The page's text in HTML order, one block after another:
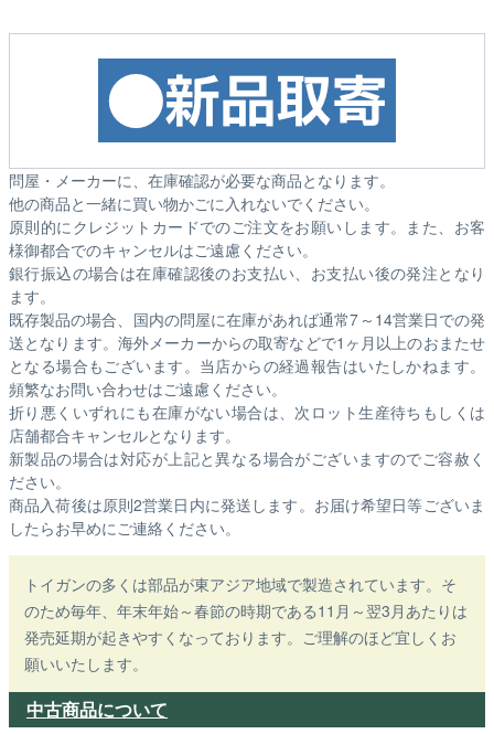
問屋・メーカーに、在庫確認が必要な商品となります。
他の商品と一緒に買い物かごに入れないでください。
原則的にクレジットカードでのご注文をお願いします。また、お客
様御都合でのキャンセルはご遠慮ください。
銀行振込の場合は在庫確認後のお支払い、お支払い後の発注となり
ます。
既存製品の場合、国内の問屋に在庫があれば通常7～14営業日での発
送となります。海外メーカーからの取寄などで1ヶ月以上のおまたせ
となる場合もございます。 当店からの経過報告はいたしかねます。
頻繁なお問い合わせはご遠慮ください。
折り悪くいずれにも在庫がない場合は、次ロット生産待ちもしくは
店舗都合キャンセルとなります。
新製品の場合は対応が上記と異なる場合がございますのでご容赦く
ださい。
商品入荷後は原則2営業日内に発送します。お届け希望日等ございま
したらお早めにご連絡ください。
トイガンの多くは部品が東アジア地域で製造されています。そ
のため毎年、年末年始～春節の時期である11月～翌3月あたりは
発売延期が起きやすくなっております。ご理解のほど宜しくお
願いいたします。
中古商品について